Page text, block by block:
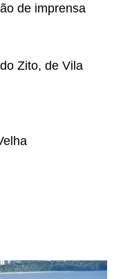
de imprensa
Zito, de Vila